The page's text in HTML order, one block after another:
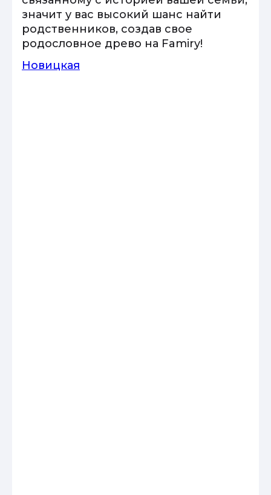
значит у вас высокий шанс найти
родственников, создав свое
родословное древо на Famiry!
Новицкая